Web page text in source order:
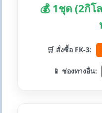
💰 1ชุด (2กิโ
🛒 สั่งซื้อ FK-3:
📱 ช่องทางอื่น: